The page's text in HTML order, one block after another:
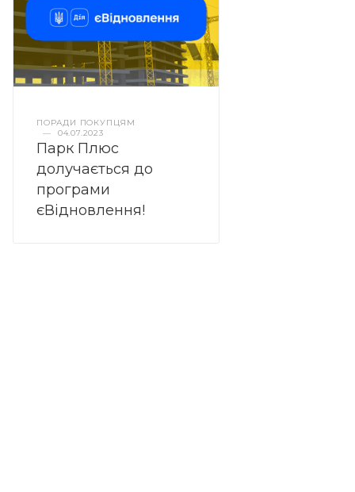
ПОРАДИ ПОКУПЦЯМ
—
04.07.2023
Парк Плюс
долучається до
програми
єВідновлення!